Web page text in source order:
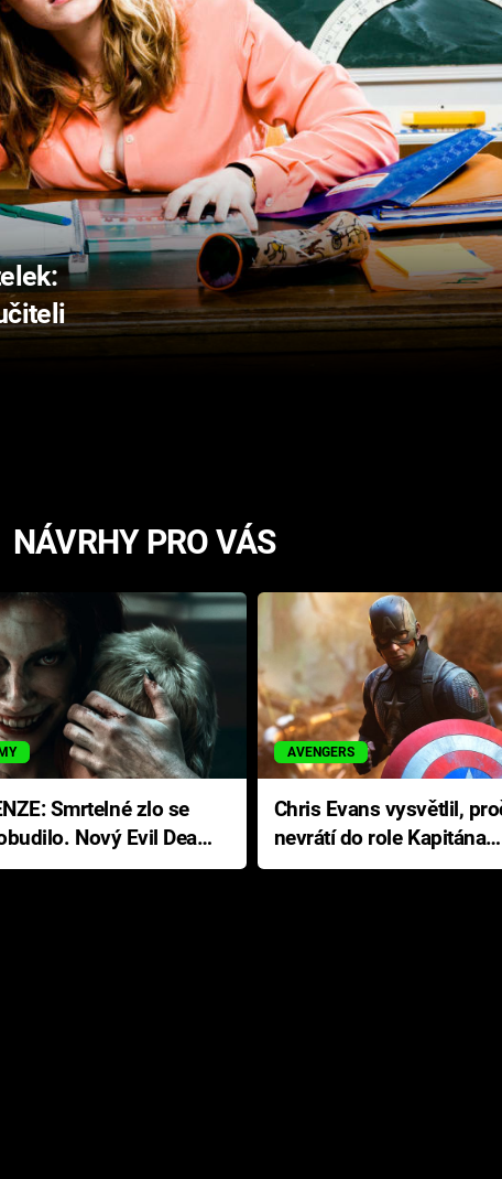
NÁVRHY PRO VÁS
Nový Evil Dead
s neodolatelnou
AVENGERS
Chris Evans vysvětlil,
nevrátí do role Kapitána
Ameriky